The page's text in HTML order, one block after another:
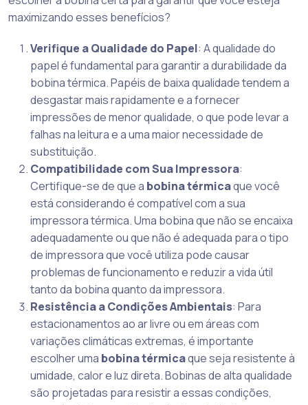
maximizando esses benefícios?
Verifique a Qualidade do Papel: A qualidade do
papel é fundamental para garantir a durabilidade da
bobina térmica. Papéis de baixa qualidade tendem a
desgastar mais rapidamente e a fornecer
impressões de menor qualidade, o que pode levar a
falhas na leitura e a uma maior necessidade de
substituição.
Compatibilidade com Sua Impressora:
Certifique-se de que a bobina térmicaque você
está considerando é compatível com a sua
impressora térmica. Uma bobina que não se encaixa
adequadamente ou que não é adequada para o tipo
de impressora que você utiliza pode causar
problemas de funcionamento e reduzir a vida útil
tanto da bobina quanto da impressora.
Resistência a Condições Ambientais: Para
estacionamentos ao ar livre ou em áreas com
variações climáticas extremas, é importante
escolher uma bobina térmicaque seja resistente à
umidade, calor e luz direta. Bobinas de alta qualidade
são projetadas para resistir a essas condições,